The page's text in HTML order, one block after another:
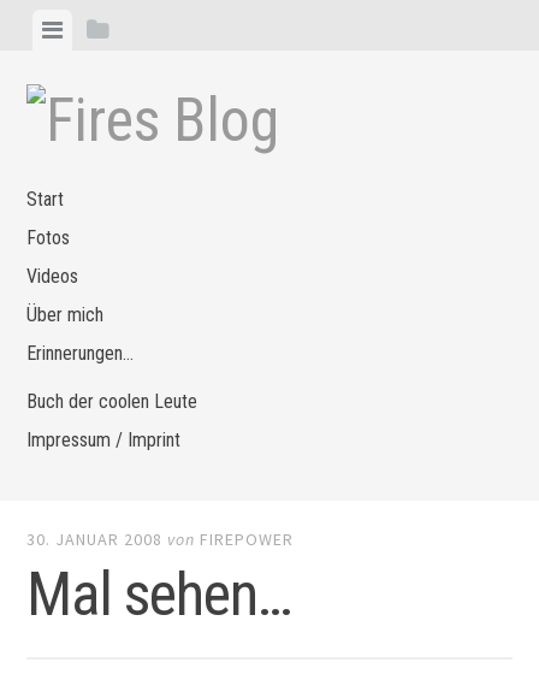
Zum
springen
MenüSeitenleiste
Start
Fotos
Videos
Über mich
Erinnerungen…
Buch der coolen Leute
Impressum / Imprint
30. JANUAR 2008 von FIREPOWER
Mal sehen…